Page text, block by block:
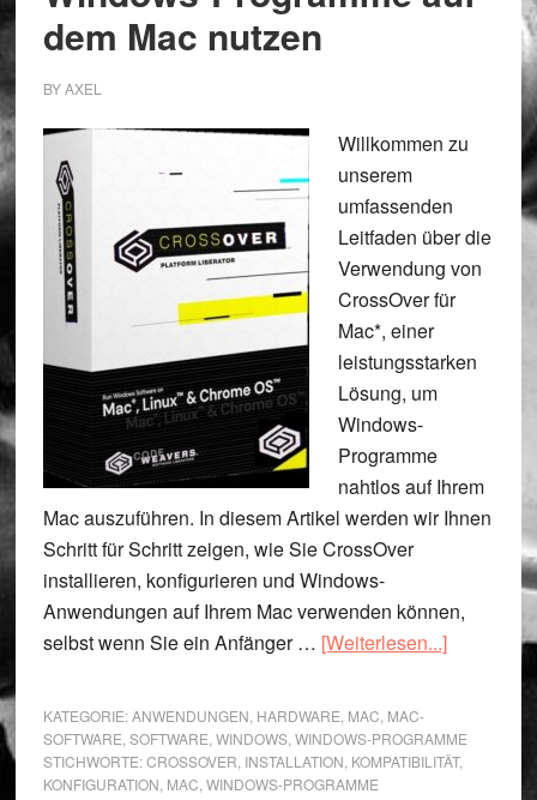
dem Mac nutzen
BYAXEL
Willkommen zu
unserem
umfassenden
Leitfaden über die
Verwendung von
CrossOver für
Mac*, einer
leistungsstarken
Lösung, um
Windows-
Programme
nahtlos auf Ihrem
Mac auszuführen. In diesem Artikel werden wir Ihnen
Schritt für Schritt zeigen, wie Sie CrossOver
installieren, konfigurieren und Windows-
Anwendungen auf Ihrem Mac verwenden können,
selbst wenn Sie ein Anfänger … [Weiterlesen...]
Windows-
KATEGORIE:ANWENDUNGEN HARDWARE MAC MAC-
SOFTWARE SOFTWARE WINDOWS, WINDOWS-PROGRAMME
STICHWORTE:CROSSOVER INSTALLATION KOMPATIBILITÄT,
KONFIGURATION MAC WINDOWS-PROGRAMME